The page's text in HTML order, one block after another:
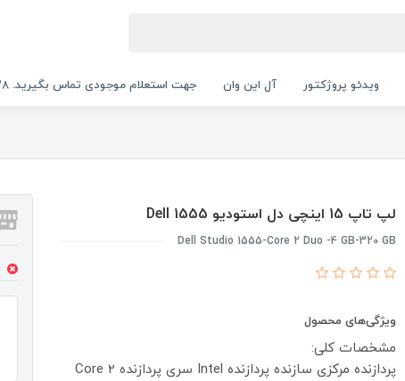
ویدئو پروژکتور آل این وان جهت استعلام موجودی تماس بگیرید. 09354438628
لپ تاپ 15 اینچی دل استودیو 1555 Dell
Dell Studio 1555-Core 2 Duo -4 GB-320 GB
ویژگی‌های محصول
مشخصات کلی:
پردازنده مرکزی سازنده پردازنده Intel سری پردازنده Core 2